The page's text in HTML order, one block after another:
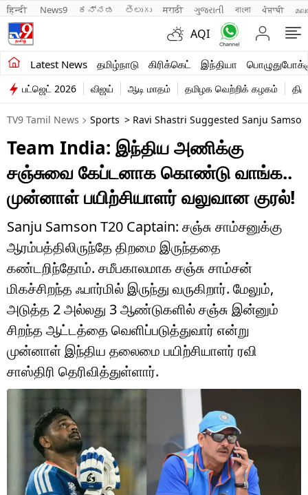
हिन्दी News9 ಕನ್ನಡ తెలుగు मराठी ગુજરાતી বাংলা ਪੰਜਾਬੀ
AQI
Latest News தமிழ்நாடு கிரிக்கெட் இந்தியா
சமீபத்திய செய்திகள்
தமிழ்நாடு
இந்தியா
உலகம்
விளையாட்டு
பொழுதுபோக்கு
லைஃப்ஸ்டைல்
வணிகம்
டெக்னாலஜி
ஆன்மீகம்
வைரல்
ஹெஃல்த்
ஷார்ட் வீடியோஸ்
வலை கதைகள்
பட்ஜெட் 2026 விஜய் ஆடி மாதம் தமிழக வெற்றிக் கழகம்
TV9 Tamil News Sports > Ravi Shastri Suggested Sanju
Team India: இந்திய அணிக்கு
சஞ்சுவை கேப்டனாக கொண்டு வாங்க..
முன்னாள் பயிற்சியாளர் வலுவான குரல்!
Sanju Samson T20 Captain: சஞ்சு சாம்சனுக்கு
ஆரம்பத்திலிருந்தே திறமை இருந்ததை
கண்டறிந்தோம். சமீபகாலமாக சஞ்சு சாம்சன்
மிகச்சிறந்த ஃபார்மில் இருந்து வருகிறார். மேலும்,
அடுத்த 2 அல்லது 3 ஆண்டுகளில் சஞ்சு இன்னும்
சிறந்த ஆட்டத்தை வெளிப்படுத்துவார் என்று
முன்னாள் இந்திய தலைமை பயிற்சியாளர் ரவி
சாஸ்திரி தெரிவித்துள்ளார்.